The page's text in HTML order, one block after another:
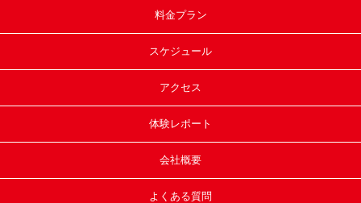
料金プラン
スケジュール
アクセス
体験レポート
会社概要
よくある質問